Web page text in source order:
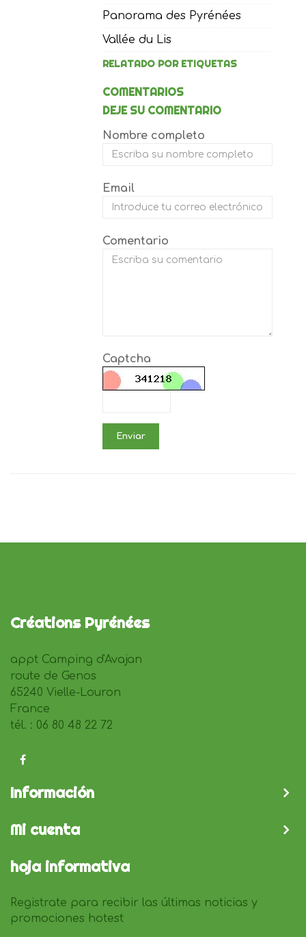
Panorama des Pyrénées
Vallée du Lis
RELATADO POR ETIQUETAS
COMENTARIOS
DEJE SU COMENTARIO
Nombre completo
Email
Comentario
Captcha
Enviar
Créations Pyrénées
appt Camping d'Avajan
route de Genos
65240 Vielle-Louron
France
tél. : 06 80 48 22 72
Información
Mi cuenta
hoja informativa
Registrate para recibir las últimas noticias y
promociones hotest